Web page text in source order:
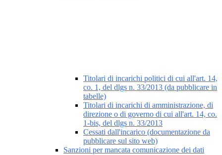
Titolari di incarichi politici di cui all'art. 14,
co. 1, del dlgs n. 33/2013 (da pubblicare in
tabelle)
Titolari di incarichi di amministrazione, di
direzione o di governo di cui all'art. 14, co.
1-bis, del dlgs n. 33/2013
Cessati dall'incarico (documentazione da
pubblicare sul sito web)
Sanzioni per mancata comunicazione dei dati